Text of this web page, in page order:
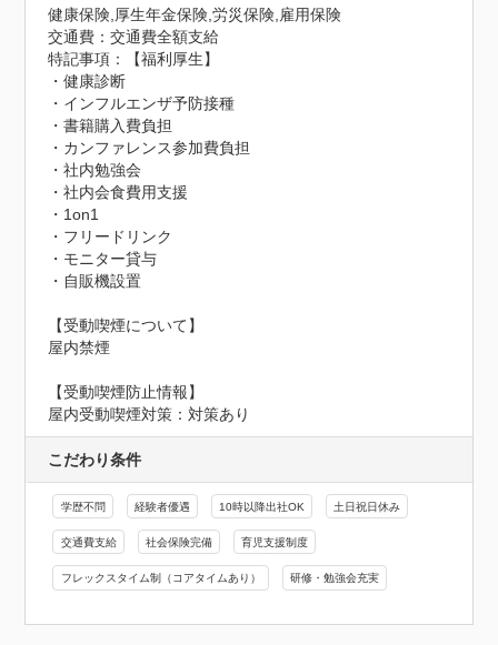
健康保険,厚生年金保険,労災保険,雇用保険
交通費：交通費全額支給
特記事項：【福利厚生】
・健康診断
・インフルエンザ予防接種
・書籍購入費負担
・カンファレンス参加費負担
・社内勉強会
・社内会食費用支援
・1on1
・フリードリンク
・モニター貸与
・自販機設置
【受動喫煙について】
屋内禁煙
【受動喫煙防止情報】
屋内受動喫煙対策：対策あり
こだわり条件
学歴不問 経験者優遇 10時以降出社OK 土日祝日休み
交通費支給 社会保険完備 育児支援制度
フレックスタイム制（コアタイムあり） 研修・勉強会充実